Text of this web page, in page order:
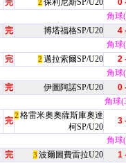
完 2 保利尼斯SP/U20
0
角球
完 博塔福格SP/U20
4
角球
完 2 邁拉索爾SP/U20
2
角球
完 伊圖阿諾SP/U20
0
角球
完
2 格雷米奧奧薩斯庫奧達
柯SP/U20
3
角球
完 3 波爾圖費雷拉U20
1